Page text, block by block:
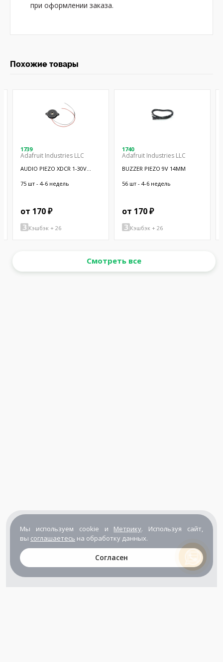
при оформлении заказа.
Похожие товары
1739
Adafruit Industries LLC
AUDIO PIEZO XDCR 1-30V
75 шт - 4-6 недель
от 170 ₽
Кэшбэк + 26
1740
Adafruit Industries LLC
BUZZER PIEZO 9V 14MM
56 шт - 4-6 недель
от 170 ₽
Кэшбэк + 26
Смотреть все
Мы используем cookie и Метрику. Используя сайт,
вы соглашаетесь на обработку данных.
Согласен